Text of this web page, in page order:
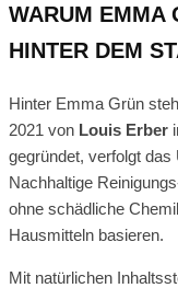
WARUM EMMA
HINTER DEM
Hinter Emma Grün
2021 von Louis Erber
gegründet, verfolgt
Nachhaltige
ohne schädliche
Hausmitteln basieren.
Mit natürlichen